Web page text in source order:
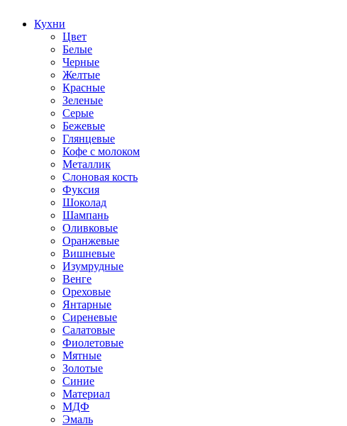
Кухни
Цвет
Белые
Черные
Желтые
Красные
Зеленые
Серые
Бежевые
Глянцевые
Кофе с молоком
Металлик
Слоновая кость
Фуксия
Шоколад
Шампань
Оливковые
Оранжевые
Вишневые
Изумрудные
Венге
Ореховые
Янтарные
Сиреневые
Салатовые
Фиолетовые
Мятные
Золотые
Синие
Материал
МДФ
Эмаль